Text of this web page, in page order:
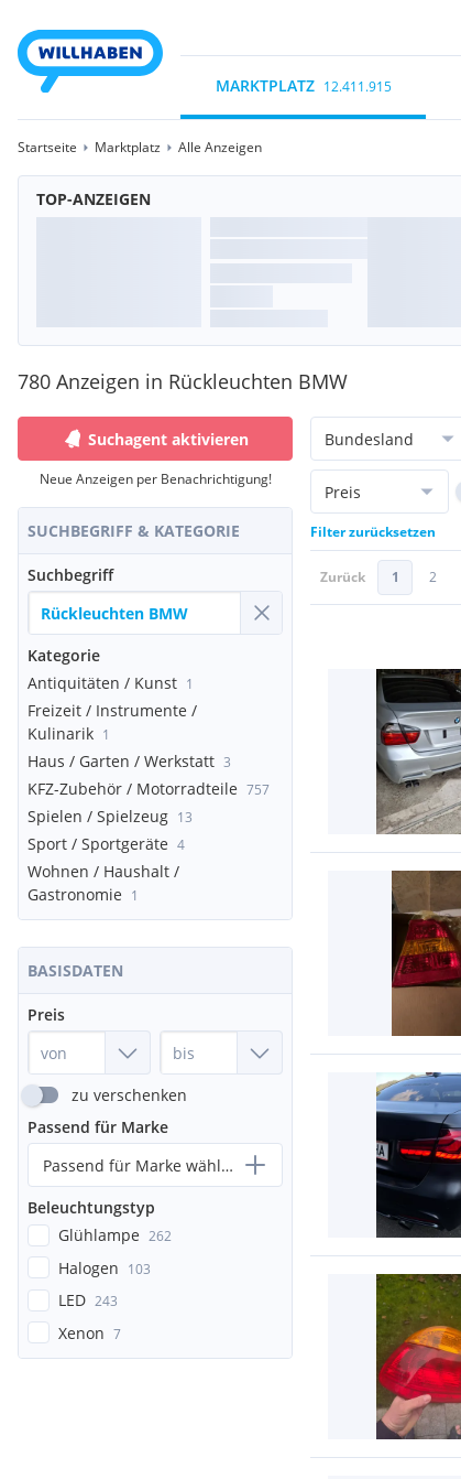
MARKTPLATZ 12.411.915
Startseite Marktplatz Alle Anzeigen
TOP-ANZEIGEN
780 Anzeigen in Rückleuchten BMW
Suchagent aktivieren
Neue Anzeigen per Benachrichtigung!
SUCHBEGRIFF & KATEGORIE
Suchbegriff
Kategorie
Antiquitäten / Kunst 1
Freizeit / Instrumente /
Kulinarik 1
Haus / Garten / Werkstatt 3
KFZ-Zubehör / Motorradteile 757
Spielen / Spielzeug 13
Sport / Sportgeräte 4
Wohnen / Haushalt /
Gastronomie 1
BASISDATEN
Preis
zu verschenken
Passend für Marke
Passend für Marke wählen...
Beleuchtungstyp
Glühlampe 262
Halogen 103
LED 243
Xenon 7
Bundesland
Preis
Filter zurücksetzen
Zurück 1 2